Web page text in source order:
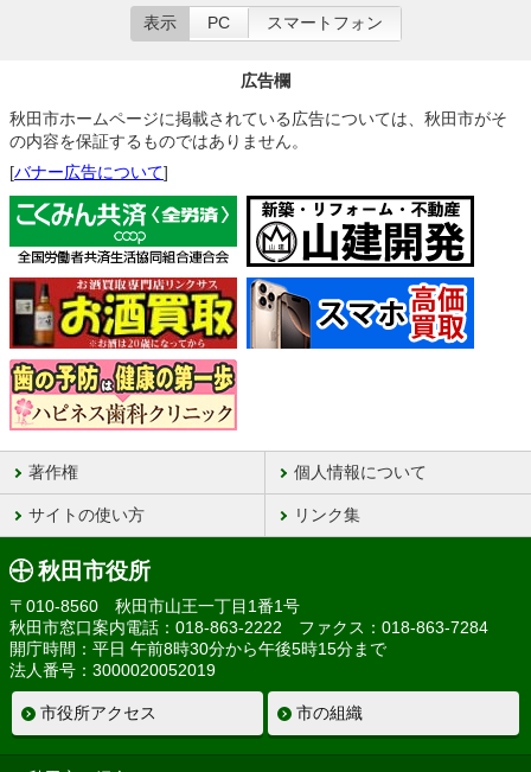
表示 PC スマートフォン
広告欄
秋田市ホームページに掲載されている広告については、秋田市がそ
の内容を保証するものではありません。
[バナー広告について]
著作権 個人情報について
サイトの使い方 リンク集
秋田市役所
〒010-8560 秋田市山王一丁目1番1号
秋田市窓口案内電話：018-863-2222 ファクス：018-863-7284
開庁時間：平日 午前8時30分から午後5時15分まで
法人番号：3000020052019
市役所アクセス 市の組織